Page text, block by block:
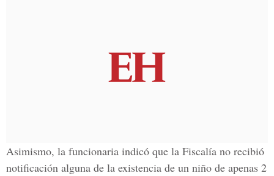
Asimismo, la funcionaria indicó que la Fiscalía no recibió
notificación alguna de la existencia de un niño de apenas 2